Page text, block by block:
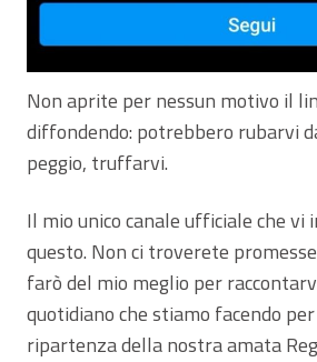
Non aprite per nessun motivo il
diffondendo: potrebbero rubarvi
peggio, truffarvi.
Il mio unico canale ufficiale che vi
questo. Non ci troverete
farò del mio meglio per
quotidiano che stiamo facendo
ripartenza della nostra amata